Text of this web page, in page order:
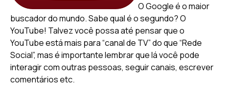
O Google é o maior
buscador do mundo. Sabe qual é o segundo? O
YouTube! Talvez você possa até pensar que o
YouTube está mais para “canal de TV” do que “Rede
Social”, mas é importante lembrar que lá você pode
interagir com outras pessoas, seguir canais, escrever
comentários etc.